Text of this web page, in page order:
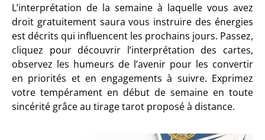
L’interprétation de la semaine à laquelle vous avez
droit gratuitement saura vous instruire des énergies
est décrits qui influencent les prochains jours. Passez,
cliquez pour découvrir l’interprétation des cartes,
observez les humeurs de l’avenir pour les convertir
en priorités et en engagements à suivre. Exprimez
votre tempérament en début de semaine en toute
sincérité grâce au tirage tarot proposé à distance.